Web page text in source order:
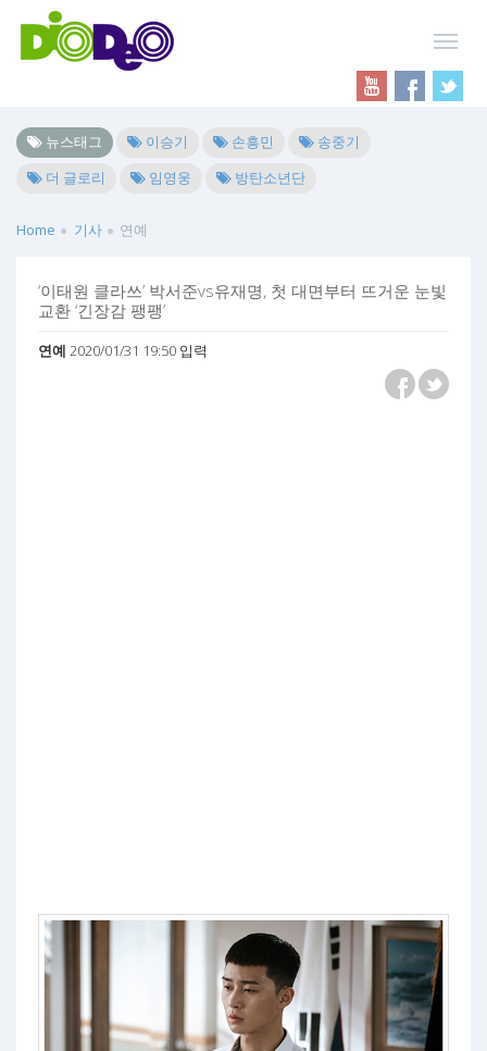
뉴스태그 이승기 손흥민
송중기
더 글로리
임영웅 방탄소년단
Home 기사 연예
‘이태원 클라쓰’ 박서준vs유재명, 첫 대면부터 뜨거운 눈빛
교환 ‘긴장감 팽팽’
연예 2020/01/31 19:50 입력